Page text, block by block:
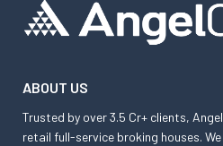
ABOUT US
Trusted by over 3.5 Cr+ clients,
retail full-service broking houses.